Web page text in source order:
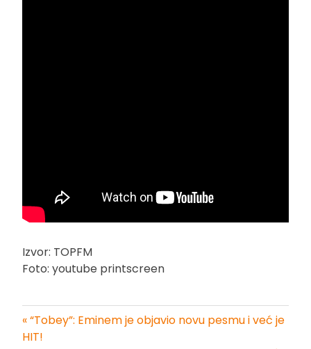
Izvor: TOPFM
Foto: youtube printscreen
Kretanje
« “Tobey”: Eminem je objavio novu pesmu i već je
HIT!